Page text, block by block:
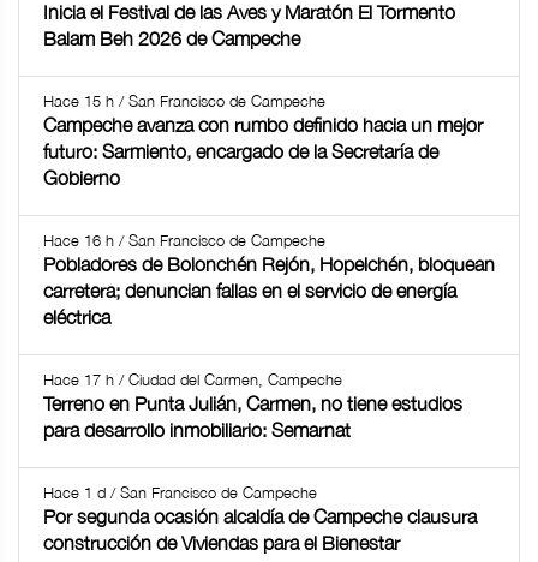
Inicia el Festival de las Aves y Maratón El Tormento
Balam Beh 2026 de Campeche
Hace 15 h / San Francisco de Campeche
Campeche avanza con rumbo definido hacia un mejor
futuro: Sarmiento, encargado de la Secretaría de
Gobierno
Hace 16 h / San Francisco de Campeche
Pobladores de Bolonchén Rejón, Hopelchén, bloquean
carretera; denuncian fallas en el servicio de energía
eléctrica
Hace 17 h / Ciudad del Carmen, Campeche
Terreno en Punta Julián, Carmen, no tiene estudios
para desarrollo inmobiliario: Semarnat
Hace 1 d / San Francisco de Campeche
Por segunda ocasión alcaldía de Campeche clausura
construcción de Viviendas para el Bienestar